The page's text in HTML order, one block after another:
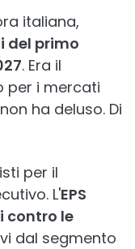
italiana,
del primo
. Era il
per i mercati
ha deluso. Di
per il
L'EPS
contro le
dal segmento